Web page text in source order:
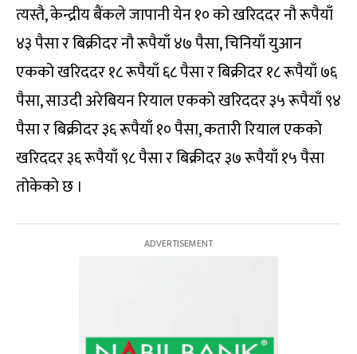
त्यस्तै, केन्द्रीय बैंकले जापानी येन १० को खरिददर नौ रूपैयाँ
४३ पैसा र बिक्रीदर नौ रूपैयाँ ४७ पैसा, चिनियाँ युआन
एकको खरिददर १८ रूपैयाँ ६८ पैसा र बिक्रीदर १८ रूपैयाँ ७६
पैसा, साउदी अरेबियन रियाल एकको खरिददर ३५ रूपैयाँ ९४
पैसा र बिक्रीदर ३६ रूपैयाँ १० पैसा, कतारी रियाल एकको
खरिददर ३६ रूपैयाँ ९८ पैसा र बिक्रीदर ३७ रूपैयाँ १५ पैसा
तोकेको छ ।